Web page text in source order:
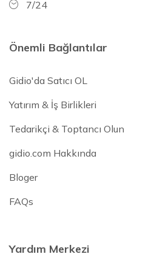
7/24
Önemli Bağlantılar
Gidio'da Satıcı OL
Yatırım & İş Birlikleri
Tedarikçi & Toptancı Olun
gidio.com Hakkında
Bloger
FAQs
Yardım Merkezi